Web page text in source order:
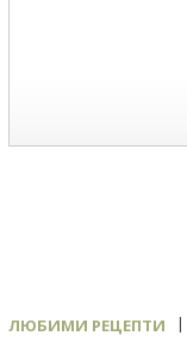
ЛЮБИМИ РЕЦЕПТИ |